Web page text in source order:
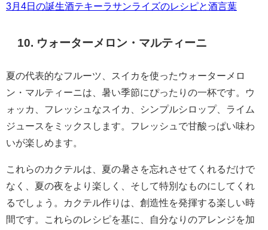
3月4日の誕生酒テキーラサンライズのレシピと酒言葉
10. ウォーターメロン・マルティーニ
夏の代表的なフルーツ、スイカを使ったウォーターメロ
ン・マルティーニは、暑い季節にぴったりの一杯です。ウ
ォッカ、フレッシュなスイカ、シンプルシロップ、ライム
ジュースをミックスします。フレッシュで甘酸っぱい味わ
いが楽しめます。
これらのカクテルは、夏の暑さを忘れさせてくれるだけで
なく、夏の夜をより楽しく、そして特別なものにしてくれ
るでしょう。カクテル作りは、創造性を発揮する楽しい時
間です。これらのレシピを基に、自分なりのアレンジを加